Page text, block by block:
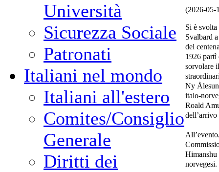
Università
Sicurezza Sociale
Patronati
Italiani nel mondo
Italiani all'estero
Comites/Consiglio
Generale
Diritti dei
(2026-05-
Si è
Svalbard
del
1926 partì
sorvolare
Ny
italo-
Roald
Himanshu
norvegesi.